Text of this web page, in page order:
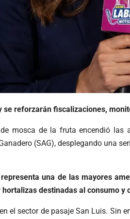
se reforzarán fiscalizaciones,
mosca de la fruta encendió
(SAG), desplegando una
una de las mayores
destinadas al consumo y
el sector de pasaje San Luis.